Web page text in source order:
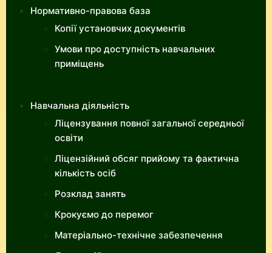
Нормативно-правова база
Копії установчих документів
Умови про доступність навчальних
приміщень
Навчальна діяльність
Ліцензування повної загальної середньої
освіти
Ліцензійний обсяг прийому та фактична
кількість осіб
Розклад занять
Крокуємо до перемог
Матеріально-технічне забезпечення